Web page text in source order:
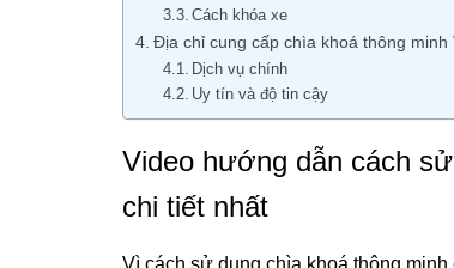
Cách khóa xe
Địa chỉ cung cấp chìa khoá thông minh
Dịch vụ chính
Uy tín và độ tin cậy
Video hướng dẫn cách
chi tiết nhất
Vì cách sử dụng chìa khoá thông